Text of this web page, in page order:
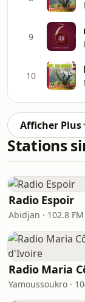
9
10
Afficher Plus
Stations
Radio Espoir
Abidjan · 102.8 FM
Yamoussoukro ·